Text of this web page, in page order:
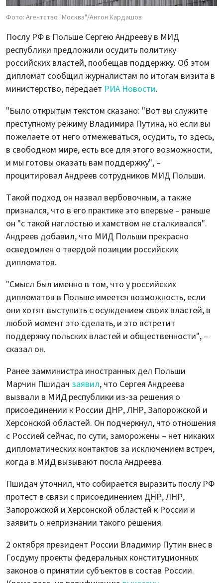
Фото: Агентство "Москва"/Антон Кардашов
Послу РФ в Польше Сергею Андрееву в МИД
республики предложили осудить политику
российских властей, пообещав поддержку. Об этом
дипломат сообщил журналистам по итогам визита в
министерство, передает РИА Новости.
"Было открытым текстом сказано: "Вот вы служите
преступному режиму Владимира Путина, но если вы
пожелаете от него отмежеваться, осудить, то здесь,
в свободном мире, есть все для этого возможности,
и мы готовы оказать вам поддержку", –
процитировал Андреев сотрудников МИД Польши.
Такой подход он назвал вербовочным, а также
признался, что в его практике это впервые – раньше
он "с такой наглостью и хамством не сталкивался".
Андреев добавил, что МИД Польши прекрасно
осведомлен о твердой позиции российских
дипломатов.
"Смысл был именно в том, что у российских
дипломатов в Польше имеется возможность, если
они хотят выступить с осуждением своих властей, в
любой момент это сделать, и это встретит
поддержку польских властей и общественности", –
сказал он.
Ранее замминистра иностранных дел Польши
Марчин Пшидач заявил, что Сергея Андреева
вызвали в МИД республики из-за решения о
присоединении к России ДНР, ЛНР, Запорожской и
Херсонской областей. Он подчеркнул, что отношения
с Россией сейчас, по сути, заморожены – нет никаких
дипломатических контактов за исключением встреч,
когда в МИД вызывают посла Андреева.
Пшидач уточнил, что собирается выразить послу РФ
протест в связи с присоединением ДНР, ЛНР,
Запорожской и Херсонской областей к России и
заявить о непризнании такого решения.
2 октября президент России Владимир Путин внес в
Госдуму проекты федеральных конституционных
законов о принятии субъектов в состав России.